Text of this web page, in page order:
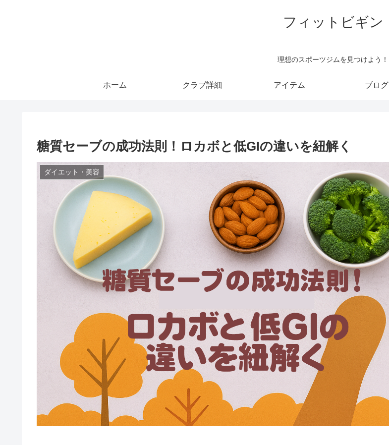
フィットビギン
理想のスポーツジムを見つけよう！
ホーム クラブ詳細 アイテム ブログ
糖質セーブの成功法則！ロカボと低GIの違いを紐解く
ダイエット・美容